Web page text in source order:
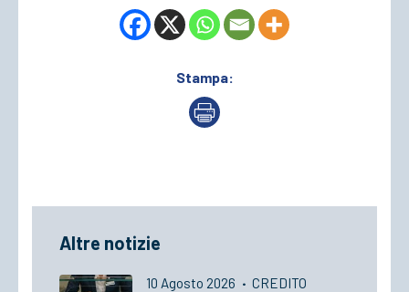
Stampa:
Altre notizie
10 Agosto 2026 · CREDITO